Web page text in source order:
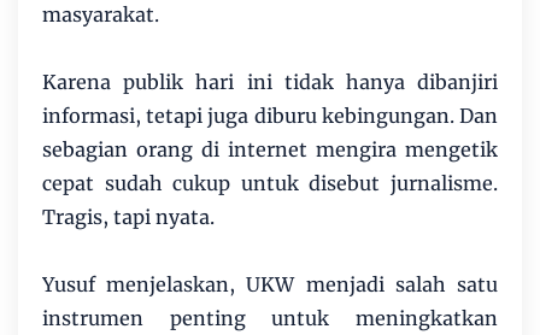
masyarakat.
Karena publik hari ini tidak hanya dibanjiri
informasi, tetapi juga diburu kebingungan. Dan
sebagian orang di internet mengira mengetik
cepat sudah cukup untuk disebut jurnalisme.
Tragis, tapi nyata.
Yusuf menjelaskan, UKW menjadi salah satu
instrumen penting untuk meningkatkan